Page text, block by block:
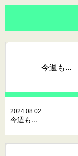
今週も…
2024.08.02
今週も...